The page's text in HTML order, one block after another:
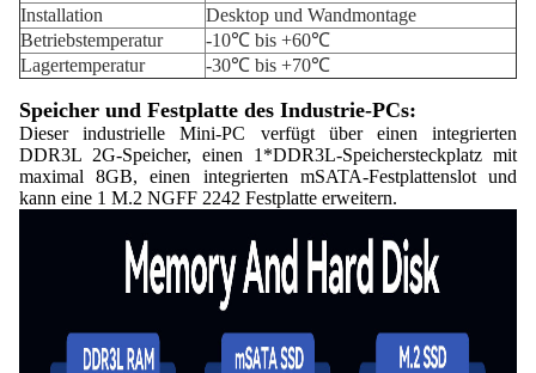
Installation
Desktop und Wandmontage
Betriebstemperatur
-10℃ bis +60℃
Lagertemperatur
-30℃ bis +70℃
Speicher und Festplatte des Industrie-PCs:
Dieser industrielle Mini-PC verfügt über einen integrierten
DDR3L 2G-Speicher, einen 1*DDR3L-Speichersteckplatz mit
maximal 8GB, einen integrierten mSATA-Festplattenslot und
kann eine 1 M.2 NGFF 2242 Festplatte erweitern.